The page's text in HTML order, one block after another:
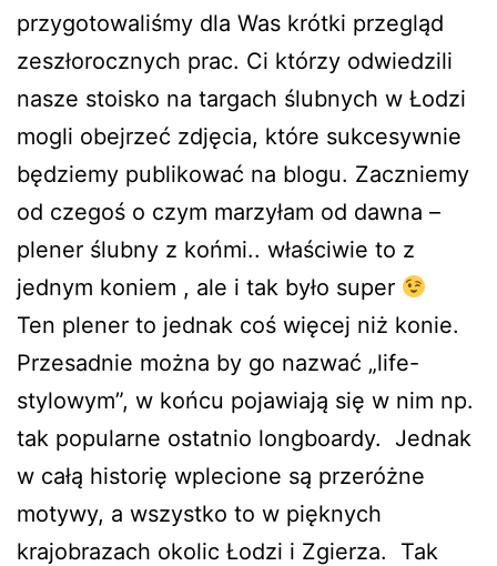
przygotowaliśmy dla Was krótki przegląd
zeszłorocznych prac. Ci którzy odwiedzili
nasze stoisko na targach ślubnych w Łodzi
mogli obejrzeć zdjęcia, które sukcesywnie
będziemy publikować na blogu. Zaczniemy
od czegoś o czym marzyłam od dawna –
plener ślubny z końmi.. właściwie to z
jednym koniem , ale i tak było super
Ten plener to jednak coś więcej niż konie.
Przesadnie można by go nazwać „life-
stylowym”, w końcu pojawiają się w nim np.
tak popularne ostatnio longboardy. Jednak
w całą historię wplecione są przeróżne
motywy, a wszystko to w pięknych
krajobrazach okolic Łodzi i Zgierza. Tak